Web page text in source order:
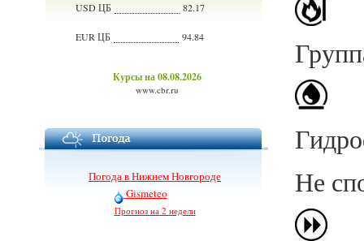
USD ЦБ 82.17
EUR ЦБ 94.84
Курсы на 08.08.2026
www.cbr.ru
Погода в Нижнем Новгороде
Gismeteo
Прогноз на 2 недели
Не